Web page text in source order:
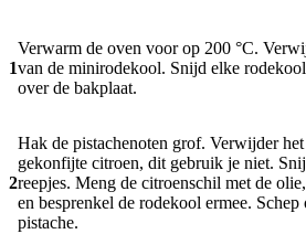
1
Verwarm de oven voor op 200 °C.
van de minirodekool. Snijd elke
over de bakplaat.
2
Hak de pistachenoten grof. Verwijder
gekonfijte citroen, dit gebruik je niet.
reepjes. Meng de citroenschil met de
en besprenkel de rodekool ermee.
pistache.